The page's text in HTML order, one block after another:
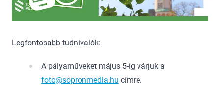
Legfontosabb tudnivalók:
A pályaműveket május 5-ig várjuk a
foto@sopronmedia.hu címre.